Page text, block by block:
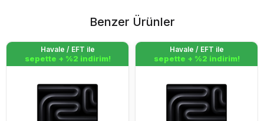
Benzer Ürünler
Havale / EFT ile
sepette + %2 indirim!
Havale / EFT ile
sepette + %2 indirim!